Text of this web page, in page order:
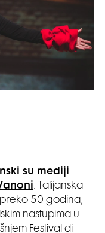
su mediji
. Talijanska
50 godina,
nastupima u
Festival di